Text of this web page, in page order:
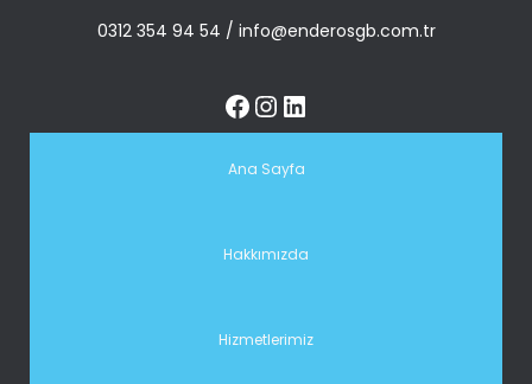
0312 354 94 54 / info@enderosgb.com.tr
Ana Sayfa
Hakkımızda
Hizmetlerimiz